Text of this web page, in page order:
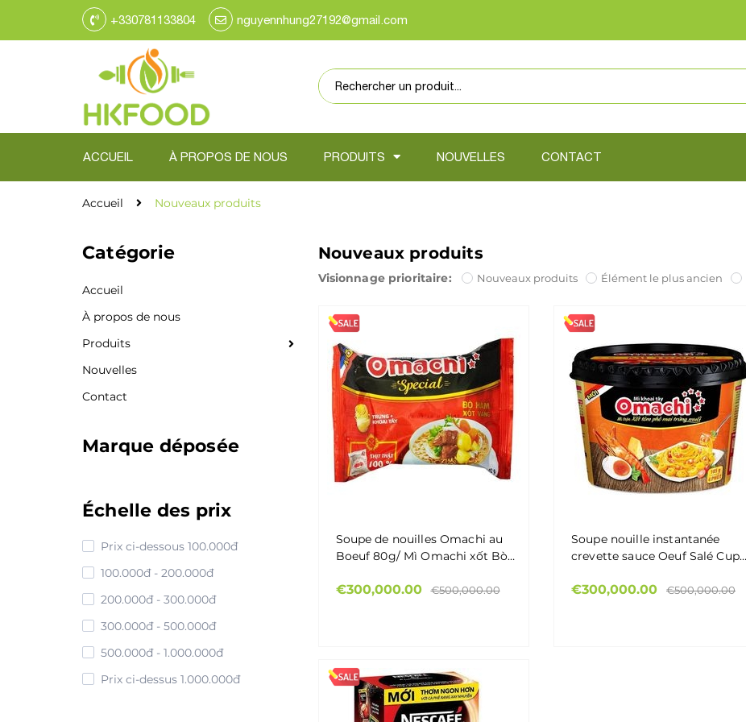
+330781133804 nguyennhung27192@gmail.com
ACCUEIL À PROPOS DE NOUS PRODUITS NOUVELLES CONTACT
Accueil Nouveaux produits
Catégorie
Accueil
À propos de nous
Produits
Nouvelles
Contact
Marque déposée
Échelle des prix
Prix ci-dessous 100.000đ
100.000đ - 200.000đ
200.000đ - 300.000đ
300.000đ - 500.000đ
500.000đ - 1.000.000đ
Prix ci-dessus 1.000.000đ
Nouveaux produits
Visionnage prioritaire: Nouveaux produits Élément le plus ancien
Soupe de nouilles Omachi au
Boeuf 80g/ Mì Omachi xốt Bò
€300,000.00 €500,000.00
Soupe nouille instantanée
crevette sauce Oeuf Salé Cup
Omachi vị Tôm Xốt Trứng Muối
€300,000.00 €500,000.00